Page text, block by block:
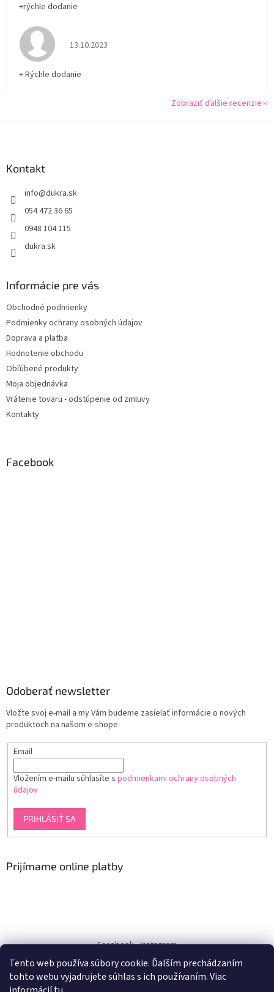
Tento web používa súbory cookie. Ďalším prechádzaním
tohto webu vyjadrujete súhlas s ich používaním. Viac
+rýchle dodanie
Hodnotenie obchodu je 5 z 5 hviezdičiek.
13.10.2023
+ Rýchle dodanie
Zobraziť ďalšie recenzie
Kontakt
info@dukra.sk
054 472 36 65
0948 104 115
dukra.sk
Informácie pre vás
Obchodné podmienky
Podmienky ochrany osobných údajov
Doprava a platba
Hodnotenie obchodu
Obľúbené produkty
Moja objednávka
Vrátenie tovaru - odstúpenie od zmluvy
Kontakty
Facebook
Odoberať newsletter
Vložte svoj e-mail a my Vám budeme zasielať informácie o nových
produktoch na našom e-shope.
Email
Vložením e-mailu súhlasíte s podmienkami ochrany osobných
údajov
PRIHLÁSIŤ SA
Prijímame online platby
Facebook Instagram
dukra-white